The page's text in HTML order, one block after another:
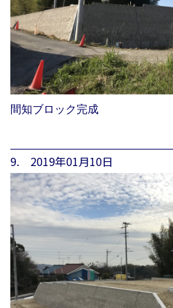
間知ブロック完成
9. 2019年01月10日